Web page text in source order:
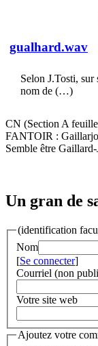
gualhard.wav
Selon J.Tosti, sur
nom de (…)
CN (Section A
FANTOIR :
Semble être
Un gran de
(identification
Nom
[Se connecter]
Courriel (non
Votre site web
Ajoutez votre